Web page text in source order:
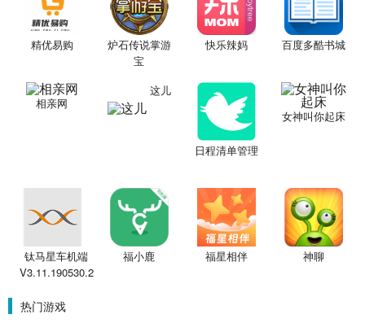
精优易购
炉石传说掌游
宝
快乐辣妈 百度多酷书城
相亲网
这儿
日程清单管理
女神叫你起床
钛马星车机端
V3.11.190530.2
福小鹿 福星相伴 神聊
热门游戏